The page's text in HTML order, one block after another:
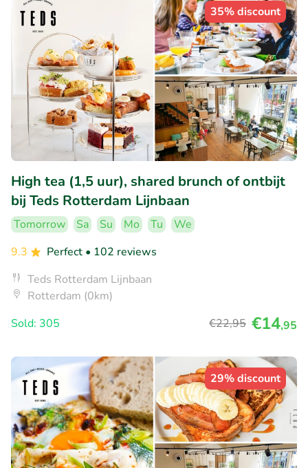
35% discount
High tea (1,5 uur), shared brunch of ontbijt
bij Teds Rotterdam Lijnbaan
Tomorrow Sa Su Mo Tu
We
9.3
Perfect • 102 reviews
Teds Rotterdam Lijnbaan
Rotterdam (0km)
Sold: 305
€22,95 €14,95
29% discount